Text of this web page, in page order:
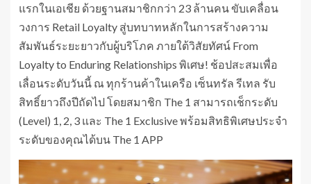
แรกในเอเชีย ด้วยฐานสมาชิกกว่า 23 ล้านคน ขับเคลื่อน
วงการ Retail Loyalty สู่บทบาทหลักในการสร้างความ
สัมพันธ์ระยะยาวกับผู้บริโภค ภายใต้วิสัยทัศน์ From
Loyalty to Enduring Relationships พิเศษ! ช้อปสะสมเพื่อ
เลื่อนระดับวันนี้ ณ ทุกร้านค้าในเครือ เซ็นทรัล รีเทล รับ
สิทธิ์ยาวถึงปีถัดไป โดยสมาชิก The 1 สามารถเช็กระดับ
(Level) 1, 2, 3 และ The 1 Exclusive พร้อมสิทธิพิเศษประจำ
ระดับของคุณได้บน The 1 APP